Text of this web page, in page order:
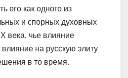
его как одного из
и спорных духовных
века, чье влияние
на русскую элиту
в то время.